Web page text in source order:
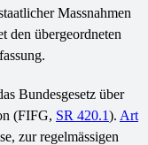
Massnahmen
den übergeordneten
Bundesgesetz über
(FIFG, SR 420.1). Art
zur regelmässigen